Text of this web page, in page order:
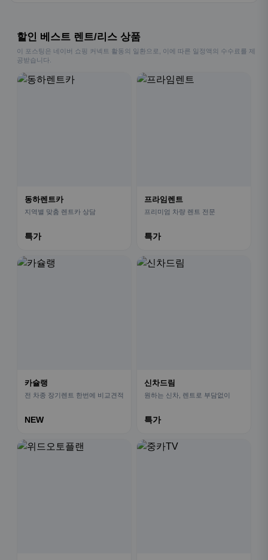
할인 베스트 렌트/리스 상품
이 포스팅은 네이버 쇼핑 커넥트 활동의 일환으로, 이에 따른 일정액의 수수료를 제
공받습니다.
동하렌트카
지역별 맞춤 렌트카 상담
특가
프라임렌트
프리미엄 차량 렌트 전문
특가
카슐랭
전 차종 장기렌트 한번에 비교견적
NEW
신차드림
원하는 신차, 렌트로 부담없이
특가